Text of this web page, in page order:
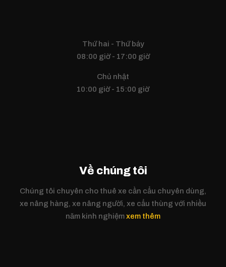
Thứ hai - Thứ bảy
08:00 giờ - 17:00 giờ
Chủ nhật
10:00 giờ - 15:00 giờ
Về chúng tôi
Chúng tôi chuyên cho thuê xe cần cẩu chuyên dùng,
xe nâng hàng, xe nâng người, xe cẩu thùng với nhiều
năm kinh nghiệmxem thêm